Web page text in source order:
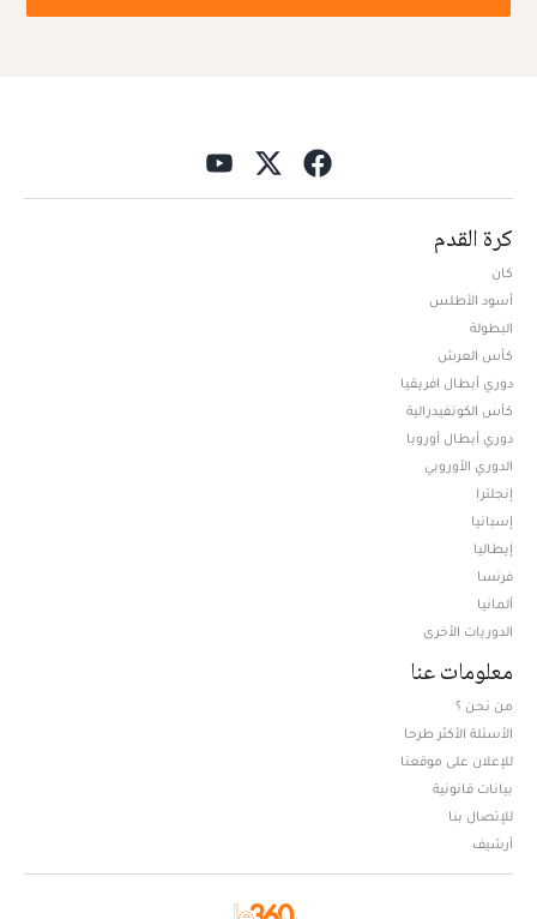
كرة القدم
كان
أسود الأطلس
البطولة
كأس العرش
دوري أبطال افريقيا
كأس الكونفيدرالية
دوري أبطال أوروبا
الدوري الأوروبي
إنجلترا
إسبانيا
إيطاليا
فرنسا
ألمانيا
الدوريات الأخرى
معلومات عنا
من نحن ؟
الأسئلة الأكثر طرحا
للإعلان على موقعنا
بيانات قانونية
للإتصال بنا
أرشيف